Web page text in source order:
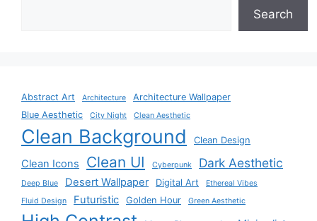
Search
Abstract Art Architecture
Architecture Wallpaper
Blue Aesthetic
City Night Clean Aesthetic
Clean Background Clean Design
Clean Icons Clean UI Cyberpunk Dark Aesthetic
Deep Blue Desert Wallpaper Digital Art
Ethereal Vibes
Fluid Design
Futuristic Golden Hour Green Aesthetic